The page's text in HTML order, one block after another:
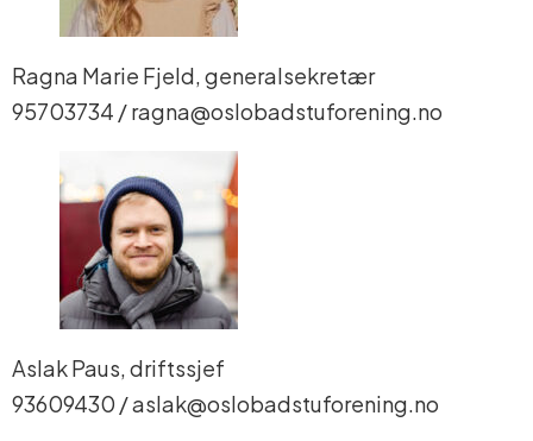
Ragna Marie Fjeld, generalsekretær
95703734 / ragna@oslobadstuforening.no
Aslak Paus, driftssjef
93609430 / aslak@oslobadstuforening.no